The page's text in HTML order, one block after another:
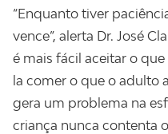
“Enquanto tiver
vence”, alerta Dr. José
é mais fácil aceitar o
la comer o que o adulto
gera um problema na
criança nunca contenta